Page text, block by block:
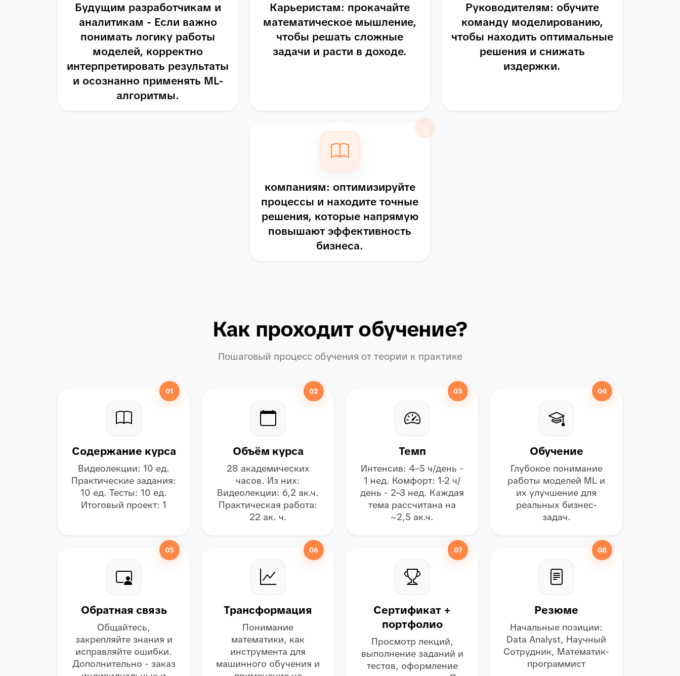
Будущим разработчикам и
аналитикам - Если важно
понимать логику работы
моделей, корректно
интерпретировать результаты
и осознанно применять ML-
алгоритмы.
Карьеристам: прокачайте
математическое мышление,
чтобы решать сложные
задачи и расти в доходе.
Руководителям: обучите
команду моделированию,
чтобы находить оптимальные
решения и снижать
издержки.
компаниям: оптимизируйте
процессы и находите точные
решения, которые напрямую
повышают эффективность
бизнеса.
Как проходит обучение?
Пошаговый процесс обучения от теории к практике
01
Содержание курса
Видеолекции: 10 ед.
Практические задания:
10 ед. Тесты: 10 ед.
Итоговый проект: 1
02
Объём курса
28 академических
часов. Из них:
Видеолекции: 6,2 ак.ч.
Практическая работа:
22 ак. ч.
03
Темп
Интенсив: 4–5 ч/день -
1 нед. Комфорт: 1-2 ч/
день - 2–3 нед. Каждая
тема рассчитана на
~2,5 ак.ч.
04
Обучение
Глубокое понимание
работы моделей ML и
их улучшение для
реальных бизнес-
задач.
05
Обратная связь
Общайтесь,
закрепляйте знания и
исправляйте ошибки.
Дополнительно - заказ
06
Трансформация
Понимание
математики, как
инструмента для
машинного обучения и
07
Сертификат +
портфолио
Просмотр лекций,
выполнение заданий и
тестов, оформление
08
Резюме
Начальные позиции:
Data Analyst, Научный
Сотрудник, Математик-
программист